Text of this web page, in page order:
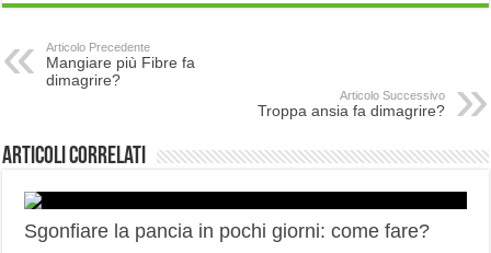
Articolo Precedente
Mangiare più Fibre fa
dimagrire?
Articolo Successivo
Troppa ansia fa dimagrire?
Articoli correlati
Sgonfiare la pancia in pochi giorni: come fare?